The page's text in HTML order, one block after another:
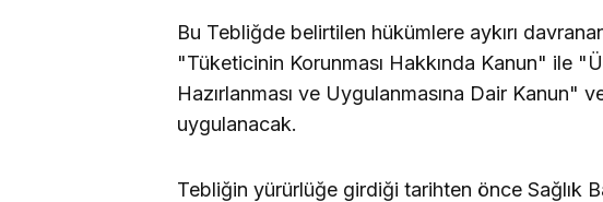
Bu Tebliğde belirtilen hükümlere aykırı
"Tüketicinin Korunması Hakkında Kanun" ile
Hazırlanması ve Uygulanmasına Dair Kanun"
uygulanacak.
Tebliğin yürürlüğe girdiği tarihten önce Sağlık